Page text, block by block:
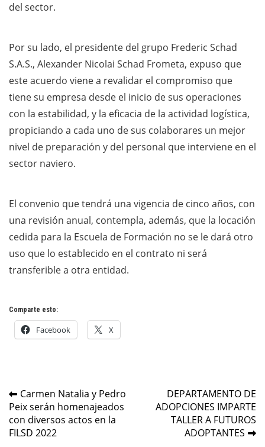
del sector.
Por su lado, el presidente del grupo Frederic Schad
S.A.S., Alexander Nicolai Schad Frometa, expuso que
este acuerdo viene a revalidar el compromiso que
tiene su empresa desde el inicio de sus operaciones
con la estabilidad, y la eficacia de la actividad logística,
propiciando a cada uno de sus colaborares un mejor
nivel de preparación y del personal que interviene en el
sector naviero.
El convenio que tendrá una vigencia de cinco años, con
una revisión anual, contempla, además, que la locación
cedida para la Escuela de Formación no se le dará otro
uso que lo establecido en el contrato ni será
transferible a otra entidad.
Comparte esto:
Facebook X
Navegación
de
entradas
Carmen Natalia y Pedro
Peix serán homenajeados
con diversos actos en la
FILSD 2022
DEPARTAMENTO DE
ADOPCIONES IMPARTE
TALLER A FUTUROS
ADOPTANTES